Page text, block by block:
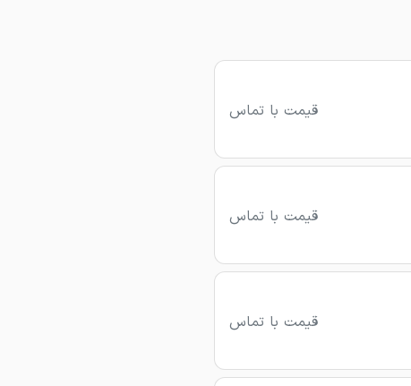
قیمت با تماس
قیمت با تماس
قیمت با تماس